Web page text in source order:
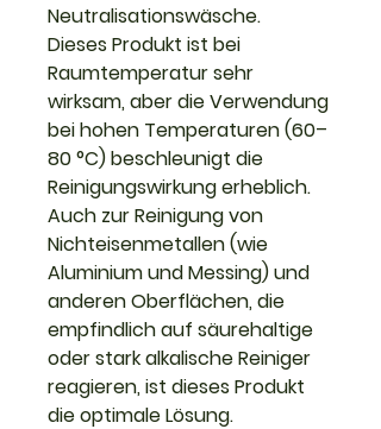
Neutralisationswäsche.
Dieses Produkt ist bei
Raumtemperatur sehr
wirksam, aber die Verwendung
bei hohen Temperaturen (60–
80 °C) beschleunigt die
Reinigungswirkung erheblich.
Auch zur Reinigung von
Nichteisenmetallen (wie
Aluminium und Messing) und
anderen Oberflächen, die
empfindlich auf säurehaltige
oder stark alkalische Reiniger
reagieren, ist dieses Produkt
die optimale Lösung.